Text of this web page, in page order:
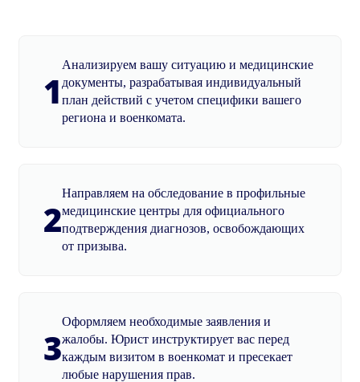
1
Анализируем вашу ситуацию и медицинские
документы, разрабатывая индивидуальный
план действий с учетом специфики вашего
региона и военкомата.
2
Направляем на обследование в профильные
медицинские центры для официального
подтверждения диагнозов, освобождающих
от призыва.
3
Оформляем необходимые заявления и
жалобы. Юрист инструктирует вас перед
каждым визитом в военкомат и пресекает
любые нарушения прав.